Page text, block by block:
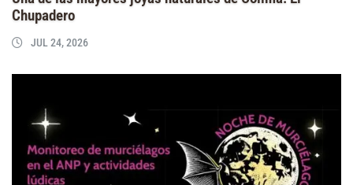
Chupadero
JUL 24, 2026